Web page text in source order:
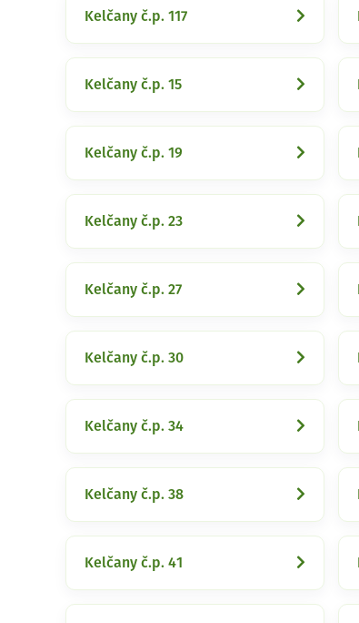
Kelčany č.p. 117
Kelčany č.p. 15
Kelčany č.p. 19
Kelčany č.p. 23
Kelčany č.p. 27
Kelčany č.p. 30
Kelčany č.p. 34
Kelčany č.p. 38
Kelčany č.p. 41